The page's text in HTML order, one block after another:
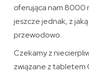
oferująca nam 8000
jeszcze jednak, z
przewodowo.
Czekamy z
związane z tabletem